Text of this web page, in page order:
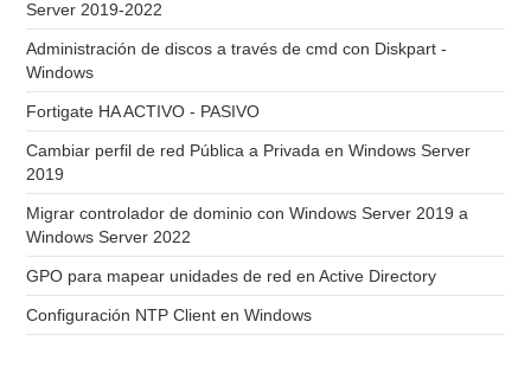
Server 2019-2022
Administración de discos a través de cmd con Diskpart -
Windows
Fortigate HA ACTIVO - PASIVO
Cambiar perfil de red Pública a Privada en Windows Server
2019
Migrar controlador de dominio con Windows Server 2019 a
Windows Server 2022
GPO para mapear unidades de red en Active Directory
Configuración NTP Client en Windows